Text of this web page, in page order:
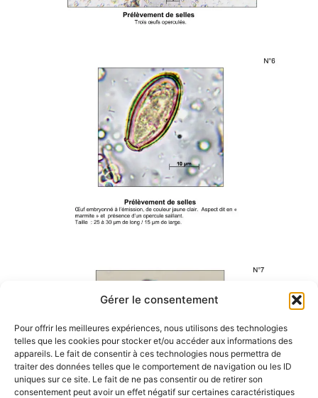
Gérer le consentement
Pour offrir les meilleures expériences, nous utilisons des technologies
telles que les cookies pour stocker et/ou accéder aux informations des
appareils. Le fait de consentir à ces technologies nous permettra de
traiter des données telles que le comportement de navigation ou les ID
uniques sur ce site. Le fait de ne pas consentir ou de retirer son
consentement peut avoir un effet négatif sur certaines caractéristiques